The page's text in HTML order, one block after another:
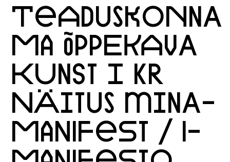
TEADUSKONNA
MA ÕPPEKAVA
KUNST I KR
NÄITUS MINA-
MANIFEST / I-